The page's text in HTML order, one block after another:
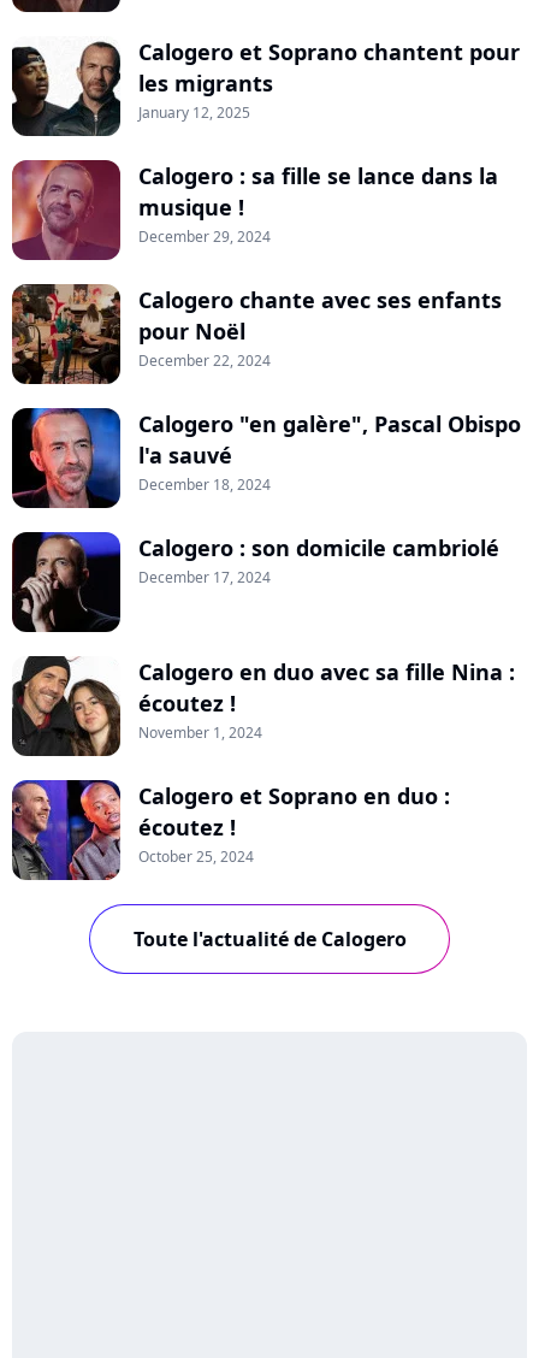
Calogero et Soprano chantent pour
les migrants
January 12, 2025
Calogero : sa fille se lance dans la
musique !
December 29, 2024
Calogero chante avec ses enfants
pour Noël
December 22, 2024
Calogero "en galère", Pascal Obispo
l'a sauvé
December 18, 2024
Calogero : son domicile cambriolé
December 17, 2024
Calogero en duo avec sa fille Nina :
écoutez !
November 1, 2024
Calogero et Soprano en duo :
écoutez !
October 25, 2024
Toute l'actualité de Calogero